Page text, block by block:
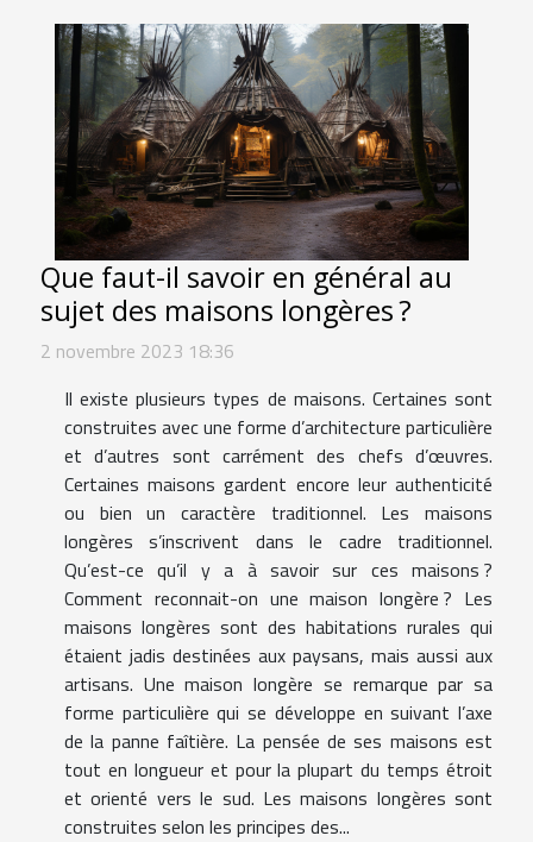
Que faut-il savoir en général au
sujet des maisons longères ?
2 novembre 2023 18:36
Il existe plusieurs types de maisons. Certaines sont
construites avec une forme d’architecture particulière
et d’autres sont carrément des chefs d’œuvres.
Certaines maisons gardent encore leur authenticité
ou bien un caractère traditionnel. Les maisons
longères s’inscrivent dans le cadre traditionnel.
Qu’est-ce qu’il y a à savoir sur ces maisons ?
Comment reconnait-on une maison longère ? Les
maisons longères sont des habitations rurales qui
étaient jadis destinées aux paysans, mais aussi aux
artisans. Une maison longère se remarque par sa
forme particulière qui se développe en suivant l’axe
de la panne faîtière. La pensée de ses maisons est
tout en longueur et pour la plupart du temps étroit
et orienté vers le sud. Les maisons longères sont
construites selon les principes des...